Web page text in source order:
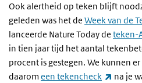
Ook alertheid op teken blijft
geleden was het de Week van de
lanceerde Nature Today de teken-
in tien jaar tijd het aantal
procent is gestegen. We kunnen
daarom een tekencheck
na je